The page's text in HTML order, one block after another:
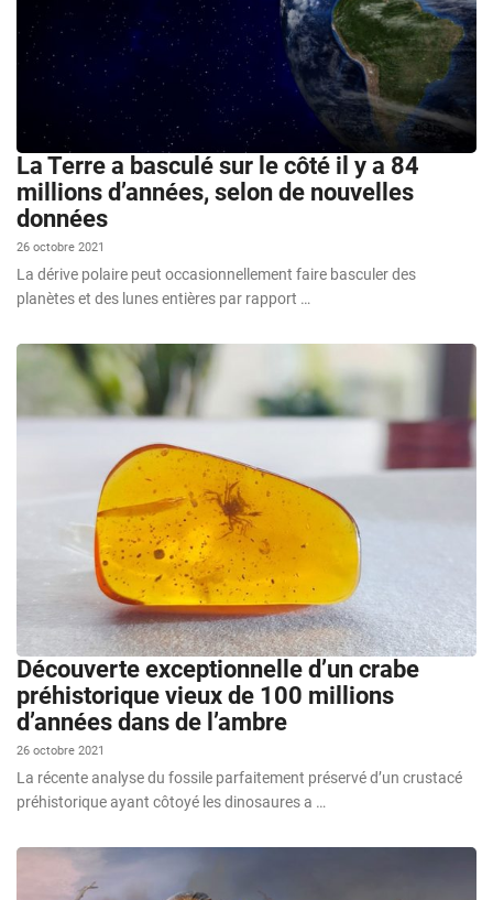
La Terre a basculé sur le côté il y a 84
millions d’années, selon de nouvelles
données
26 octobre 2021
La dérive polaire peut occasionnellement faire basculer des
planètes et des lunes entières par rapport …
Découverte exceptionnelle d’un crabe
préhistorique vieux de 100 millions
d’années dans de l’ambre
26 octobre 2021
La récente analyse du fossile parfaitement préservé d’un crustacé
préhistorique ayant côtoyé les dinosaures a …